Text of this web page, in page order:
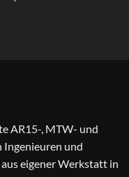
AR15-, MTW- und
und
eigener Werkstatt in